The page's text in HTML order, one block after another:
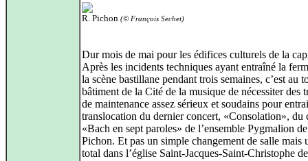
R. Pichon (© François Sechet)
Dur mois de mai pour les édifices culturels de la
Après les incidents techniques ayant entraîné la
la scène bastillane pendant trois semaines, c’est au
bâtiment de la Cité de la musique de nécessiter des
de maintenance assez sérieux et soudains pour
translocation du dernier concert, «Consolation», du
«Bach en sept paroles» de l’ensemble Pygmalion
Pichon. Et pas un simple changement de salle mais
total dans l’église Saint-Jacques-Saint-Christophe